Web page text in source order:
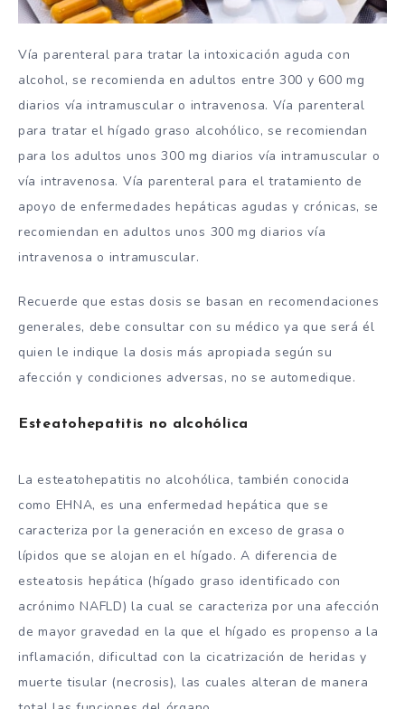
Vía parenteral para tratar la intoxicación aguda con
alcohol, se recomienda en adultos entre 300 y 600 mg
diarios vía intramuscular o intravenosa. Vía parenteral
para tratar el hígado graso alcohólico, se recomiendan
para los adultos unos 300 mg diarios vía intramuscular o
vía intravenosa. Vía parenteral para el tratamiento de
apoyo de enfermedades hepáticas agudas y crónicas, se
recomiendan en adultos unos 300 mg diarios vía
intravenosa o intramuscular.
Recuerde que estas dosis se basan en recomendaciones
generales, debe consultar con su médico ya que será él
quien le indique la dosis más apropiada según su
afección y condiciones adversas, no se automedique.
Esteatohepatitis no alcohólica
La esteatohepatitis no alcohólica, también conocida
como EHNA, es una enfermedad hepática que se
caracteriza por la generación en exceso de grasa o
lípidos que se alojan en el hígado. A diferencia de
esteatosis hepática (hígado graso identificado con
acrónimo NAFLD) la cual se caracteriza por una afección
de mayor gravedad en la que el hígado es propenso a la
inflamación, dificultad con la cicatrización de heridas y
muerte tisular (necrosis), las cuales alteran de manera